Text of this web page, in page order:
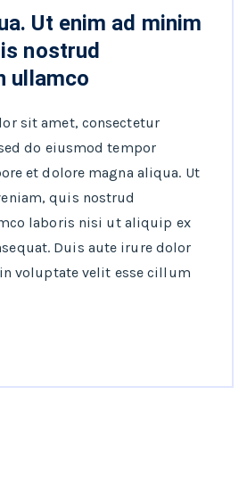
Ut enim ad minim
nostrud
ullamco
sit amet, consectetur
do eiusmod tempor
et dolore magna aliqua. Ut
quis nostrud
laboris nisi ut aliquip ex
Duis aute irure dolor
voluptate velit esse cillum